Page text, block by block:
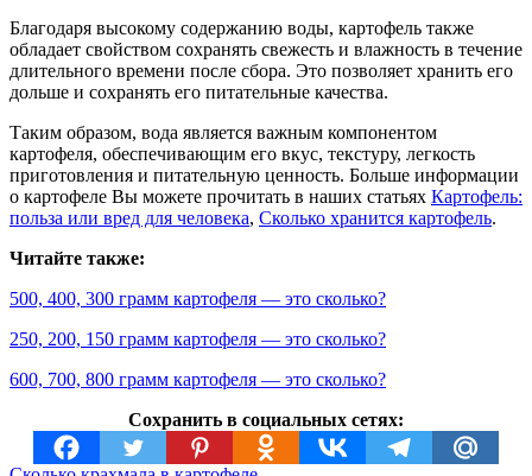
Благодаря высокому содержанию воды, картофель также
обладает свойством сохранять свежесть и влажность в течение
длительного времени после сбора. Это позволяет хранить его
дольше и сохранять его питательные качества.
Таким образом, вода является важным компонентом
картофеля, обеспечивающим его вкус, текстуру, легкость
приготовления и питательную ценность. Больше информации
о картофеле Вы можете прочитать в наших статьях Картофель:
польза или вред для человека, Сколько хранится картофель.
Читайте также:
500, 400, 300 грамм картофеля — это сколько?
250, 200, 150 грамм картофеля — это сколько?
600, 700, 800 грамм картофеля — это сколько?
Сохранить в социальных сетях: